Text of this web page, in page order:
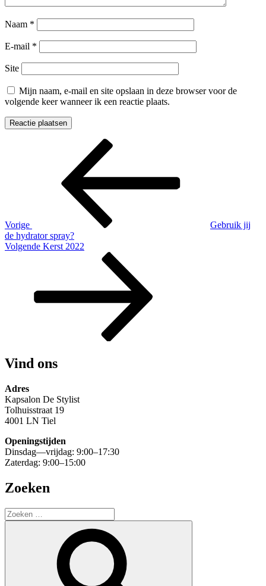
Naam *
E-mail *
Site
Mijn naam, e-mail en site opslaan in deze browser voor de
volgende keer wanneer ik een reactie plaats.
Vorige
Gebruik jij
de hydrator spray?
Volgend
Volgende Kerst 2022
Vind ons
Adres
Kapsalon De Stylist
Tolhuisstraat 19
4001 LN Tiel
Openingstijden
Dinsdag—vrijdag: 9:00–17:30
Zaterdag: 9:00–15:00
Zoeken
Zoeken
naar: